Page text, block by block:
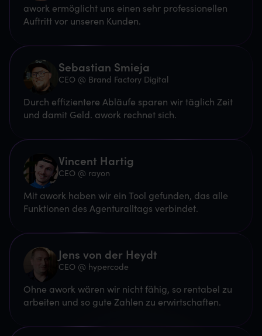
awork ermöglicht uns einen sehr professionellen
Auftritt vor unseren Kunden.
Sebastian Smieja
CEO @ Brand Factory Digital
Durch effizientere Abläufe sparen wir täglich Zeit
und damit Geld. awork rechnet sich.
Vincent Hartig
CEO @ rayon
Mit awork haben wir ein Tool gefunden, das alle
Funktionen des Agenturalltags verbindet.
Jens von der Heydt
CEO @ hypercode
Ohne awork wären wir nicht fähig, so rentabel zu
arbeiten und so gute Zahlen zu erwirtschaften.